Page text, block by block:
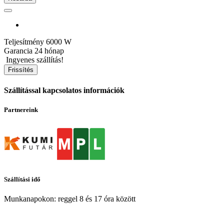
Teljesítmény 6000 W
Garancia 24 hónap
Ingyenes szállítás!
Szállítással kapcsolatos információk
Partnereink
Szállítási idő
Munkanapokon: reggel 8 és 17 óra között